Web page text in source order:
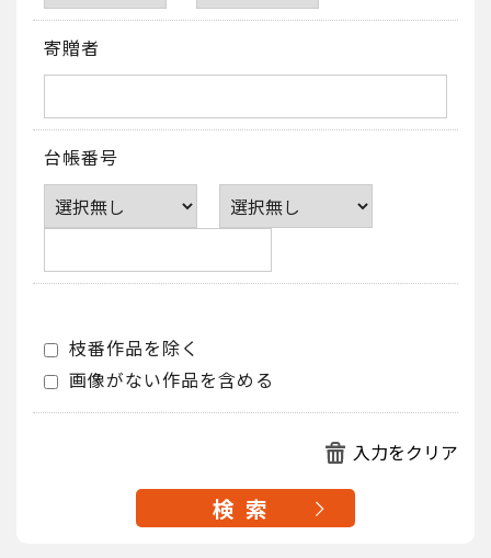
寄贈者
台帳番号
枝番作品を除く
画像がない作品を含める